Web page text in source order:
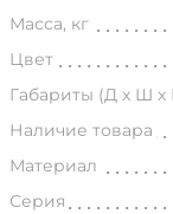
Масса, кг
Цвет
Габариты (Д х Ш х
Наличие товара
Материал
Серия